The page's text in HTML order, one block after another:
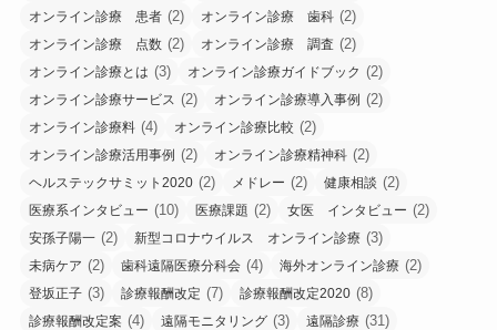
オンライン診療 患者 (2) オンライン診療 歯科 (2)
オンライン診療 点数 (2) オンライン診療 調査 (2)
オンライン診療とは (3) オンライン診療ガイドブック (2)
オンライン診療サービス (2) オンライン診療導入事例 (2)
オンライン診療料 (4) オンライン診療比較 (2)
オンライン診療活用事例 (2) オンライン診療精神科 (2)
ヘルステックサミット2020 (2) メドレー (2) 健康相談 (2)
医療系インタビュー (10) 医療課題 (2) 女医 インタビュー (2)
安孫子陽一 (2) 新型コロナウイルス オンライン診療 (3)
未病ケア (2) 歯科遠隔医療分科会 (4) 海外オンライン診療 (2)
登坂正子 (3) 診療報酬改定 (7) 診療報酬改定2020 (8)
診療報酬改定案 (4) 遠隔モニタリング (3) 遠隔診療 (31)